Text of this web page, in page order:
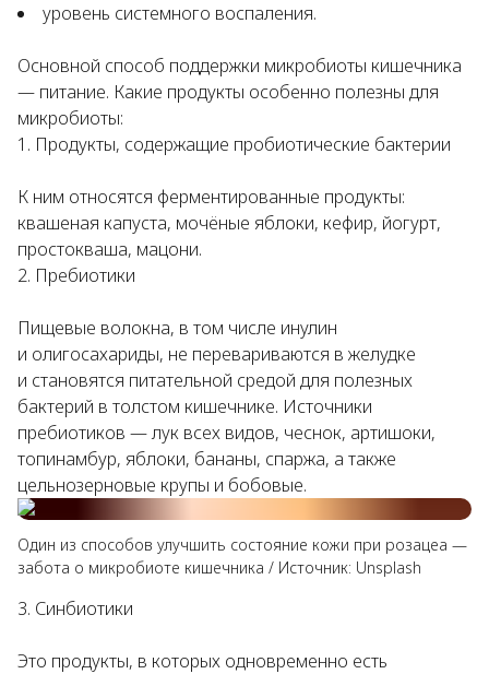
уровень системного воспаления.
Основной способ поддержки микробиоты кишечника
— питание. Какие продукты особенно полезны для
микробиоты:
Продукты, содержащие пробиотические бактерии
К ним относятся ферментированные продукты:
квашеная капуста, мочёные яблоки, кефир, йогурт,
простокваша, мацони.
Пребиотики
Пищевые волокна, в том числе инулин
и олигосахариды, не перевариваются в желудке
и становятся питательной средой для полезных
бактерий в толстом кишечнике. Источники
пребиотиков — лук всех видов, чеснок, артишоки,
топинамбур, яблоки, бананы, спаржа, а также
цельнозерновые крупы и бобовые.
Один из способов улучшить состояние кожи при розацеа —
забота о микробиоте кишечника / Источник: Unsplash
Синбиотики
Это продукты, в которых одновременно есть